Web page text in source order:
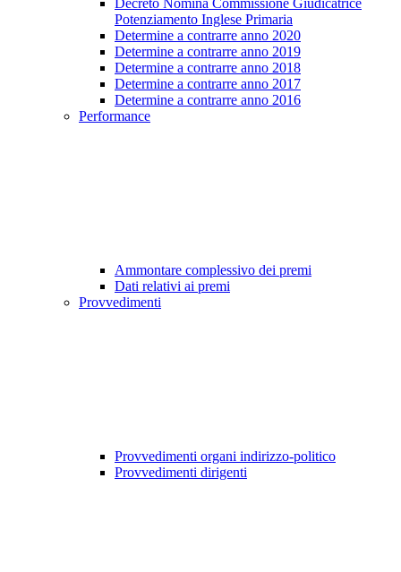
Decreto Nomina Commissione Giudicatrice
Potenziamento Inglese Primaria
Determine a contrarre anno 2020
Determine a contrarre anno 2019
Determine a contrarre anno 2018
Determine a contrarre anno 2017
Determine a contrarre anno 2016
Performance
Ammontare complessivo dei premi
Dati relativi ai premi
Provvedimenti
Provvedimenti organi indirizzo-politico
Provvedimenti dirigenti